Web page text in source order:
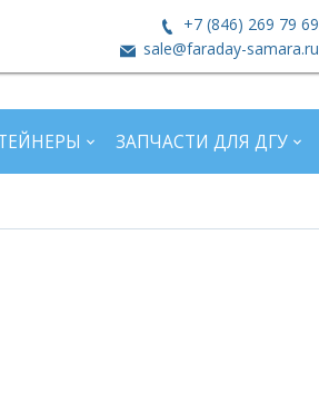
+7 (846) 269 79 69
sale@faraday-samara.ru
ЗАПЧАСТИ ДЛЯ ДГУ